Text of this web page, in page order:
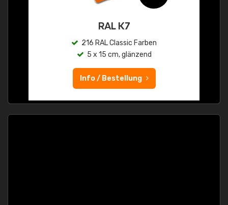
RAL K7
216 RAL Classic Farben
5 x 15 cm, glänzend
Info / Bestellung